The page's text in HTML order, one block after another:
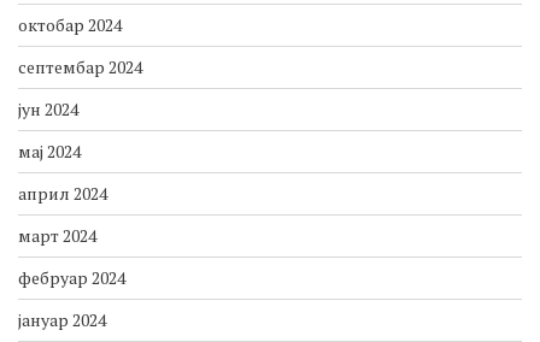
октобар 2024
септембар 2024
јун 2024
мај 2024
април 2024
март 2024
фебруар 2024
јануар 2024